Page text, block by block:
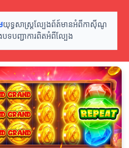
យុទ្ធសាស្ត្រល្បែងព័ត៍មានអំពីកាស៊ីណូ
បទបញ្ជាការពិតអំពីល្បែង